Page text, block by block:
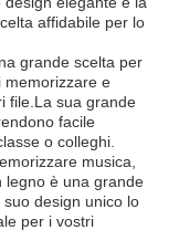
affidabile per lo
grande scelta per
memorizzare e
file.La sua grande
facile
o colleghi.
musica,
legno è una grande
design unico lo
per i vostri